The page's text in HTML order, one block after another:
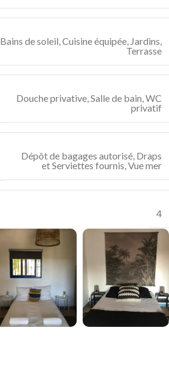
Bains de soleil Cuisine équipée Jardins
Terrasse
Douche privative,Salle de bain,WC
privatif
Dépôt de bagages autorisé, Draps
et Serviettes fournis,Vue mer
4